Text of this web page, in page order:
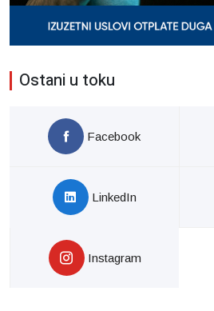
Ostani u toku
Facebook
LinkedIn
Instagram